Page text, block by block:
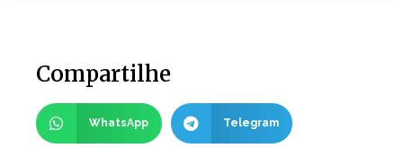
Compartilhe
WhatsApp Telegram